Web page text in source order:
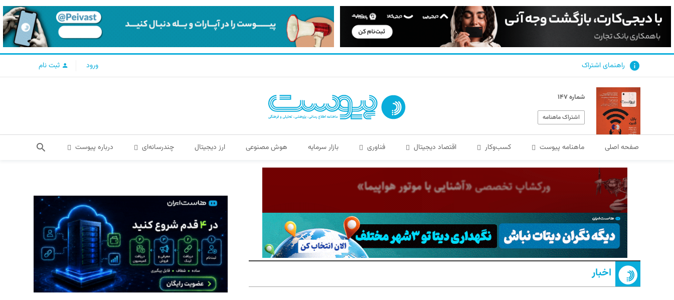
راهنمای اشتراک ورود ثبت نام
شماره ۱۴۷
اشتراک ماهنامه
صفحه اصلی ماهنامه پیوست کسب‌و‌کار اقتصاد دیجیتال فناوری بازار سرمایه هوش مصنوعی ارز دیجیتال چندرسانه‌ای درباره پیوست
اخبار